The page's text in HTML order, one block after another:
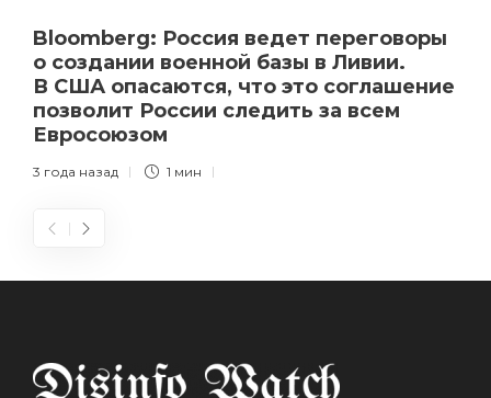
Bloomberg: Россия ведет переговоры
о создании военной базы в Ливии.
В США опасаются, что это соглашение
позволит России следить за всем
Евросоюзом
3 года назад 1 мин